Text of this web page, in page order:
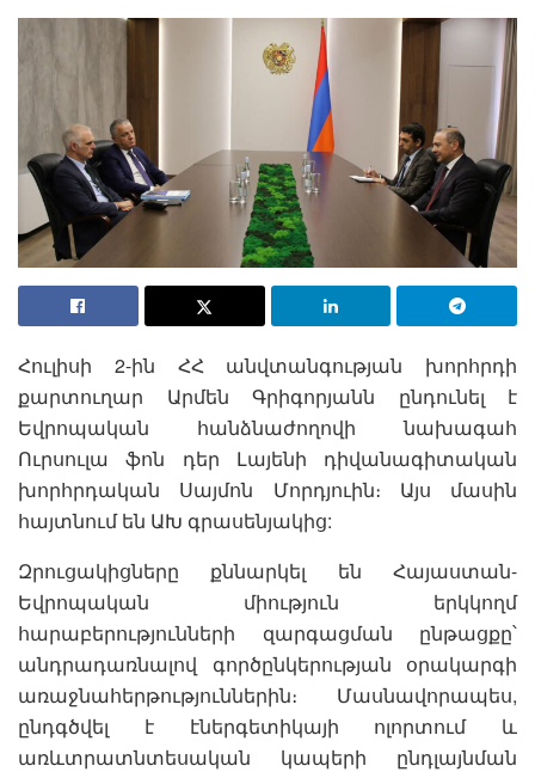
Հուլիսի 2-ին ՀՀ անվտանգության խորհրդի
քարտուղար Արմեն Գրիգորյանն ընդունել է
Եվրոպական հանձնաժողովի նախագահ
Ուրսուլա ֆոն դեր Լայենի դիվանագիտական
խորհրդական Սայմոն Մորդյուին։ Այս մասին
հայտնում են ԱԽ գրասենյակից:
Զրուցակիցները քննարկել են Հայաստան-
Եվրոպական միություն երկկողմ
հարաբերությունների զարգացման ընթացքը՝
անդրադառնալով գործընկերության օրակարգի
առաջնահերթություններին։ Մասնավորապես,
ընդգծվել է էներգետիկայի ոլորտում և
առևտրատնտեսական կապերի ընդլայնման